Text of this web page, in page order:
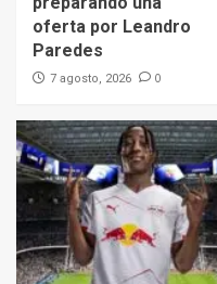
oferta por Leandro
Paredes
7 agosto, 2026 0